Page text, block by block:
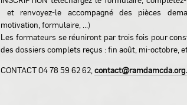
et renvoyez-le accompagné des pièces
motivation, formulaire, ...)
Les formateurs se réuniront par trois fois pour
des dossiers complets reçus : fin août, mi-octobre,
CONTACT 04 78 59 62 62,contact@ramdamcda.org.